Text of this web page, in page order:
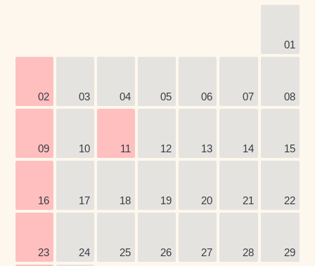
01
02 03 04 05 06 07 08
09 10 11 12 13 14 15
16 17 18 19 20 21 22
23 24 25 26 27 28 29